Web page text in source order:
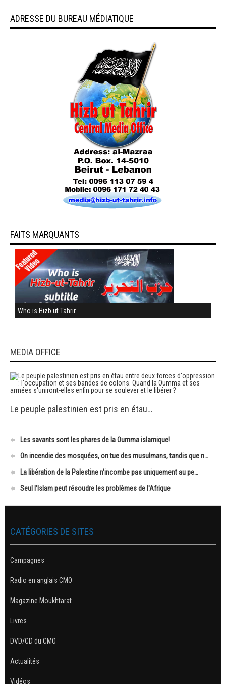
ADRESSE DU BUREAU MÉDIATIQUE
FAITS MARQUANTS
Who is Hizb ut Tahrir
MEDIA OFFICE
Le peuple palestinien est pris en étau…
Les savants sont les phares de la Oumma islamique!
On incendie des mosquées, on tue des musulmans, tandis que n…
La libération de la Palestine n'incombe pas uniquement au pe…
Seul l'Islam peut résoudre les problèmes de l'Afrique
CATÉGORIES DE SITES
Campagnes
Radio en anglais CMO
Magazine Moukhtarat
Livres
DVD/CD du CMO
Actualités
Vidéos